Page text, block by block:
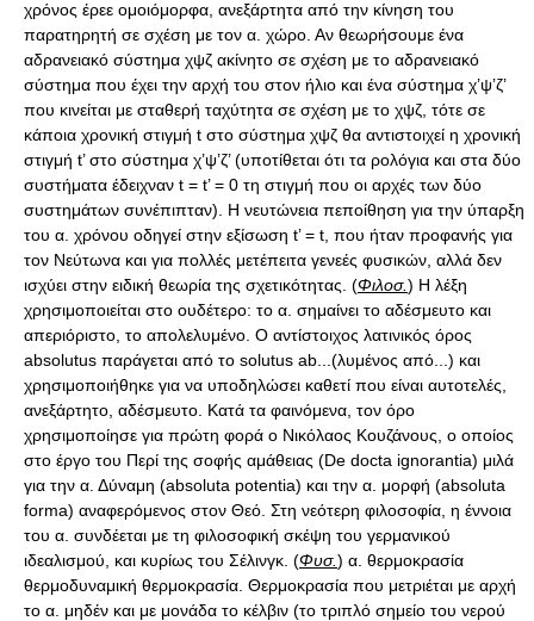
χρόνος έρεε ομοιόμορφα, ανεξάρτητα από την κίνηση του
παρατηρητή σε σχέση με τον α. χώρο. Αν θεωρήσουμε ένα
αδρανειακό σύστημα χψζ ακίνητο σε σχέση με το αδρανειακό
σύστημα που έχει την αρχή του στον ήλιο και ένα σύστημα χ’ψ’ζ’
που κινείται με σταθερή ταχύτητα σε σχέση με το χψζ, τότε σε
κάποια χρονική στιγμή t στο σύστημα χψζ θα αντιστοιχεί η χρονική
στιγμή t’ στο σύστημα χ’ψ’ζ’ (υποτίθεται ότι τα ρολόγια και στα δύο
συστήματα έδειχναν t = t’ = 0 τη στιγμή που οι αρχές των δύο
συστημάτων συνέπιπταν). Η νευτώνεια πεποίθηση για την ύπαρξη
του α. χρόνου οδηγεί στην εξίσωση t’ = t, που ήταν προφανής για
τον Νεύτωνα και για πολλές μετέπειτα γενεές φυσικών, αλλά δεν
ισχύει στην ειδική θεωρία της σχετικότητας. (Φιλοσ.) Η λέξη
χρησιμοποιείται στο ουδέτερο: το α. σημαίνει το αδέσμευτο και
απεριόριστο, το απολελυμένο. Ο αντίστοιχος λατινικός όρος
absolutus παράγεται από το solutus ab...(λυμένος από...) και
χρησιμοποιήθηκε για να υποδηλώσει καθετί που είναι αυτοτελές,
ανεξάρτητο, αδέσμευτο. Κατά τα φαινόμενα, τον όρο
χρησιμοποίησε για πρώτη φορά ο Νικόλαος Κουζάνους, ο οποίος
στο έργο του Περί της σοφής αμάθειας (De docta ignorantia) μιλά
για την α. Δύναμη (absoluta potentia) και την α. μορφή (absoluta
forma) αναφερόμενος στον Θεό. Στη νεότερη φιλοσοφία, η έννοια
του α. συνδέεται με τη φιλοσοφική σκέψη του γερμανικού
ιδεαλισμού, και κυρίως του Σέλινγκ. (Φυσ.) α. θερμοκρασία
θερμοδυναμική θερμοκρασία. Θερμοκρασία που μετριέται με αρχή
το α. μηδέν και με μονάδα το κέλβιν (το τριπλό σημείο του νερού